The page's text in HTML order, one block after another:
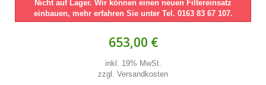
Nicht auf Lager. Wir können einen neuen Filtereinsatz
einbauen, mehr erfahren Sie unter Tel. 0163 83 67 107.
653,00 €
inkl. 19% MwSt.
zzgl. Versandkosten